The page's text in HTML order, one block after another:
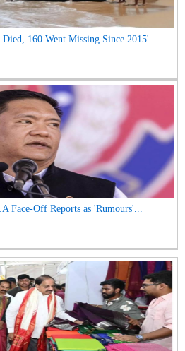
160 Went Missing Since 2015'...
Face-Off Reports as 'Rumours'...